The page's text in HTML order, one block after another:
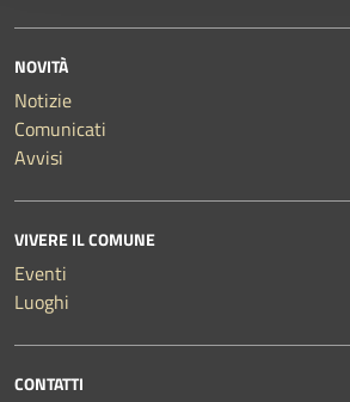
NOVITÀ
Notizie
Comunicati
Avvisi
VIVERE IL COMUNE
Eventi
Luoghi
CONTATTI